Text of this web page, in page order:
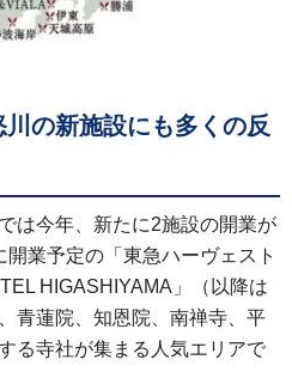
の新施設にも多くの反
は今年、新たに2施設の開業が
業予定の「東急ハーヴェスト
HIGASHIYAMA」（以降は
青蓮院、知恩院、南禅寺、平
る寺社が集まる人気エリアで